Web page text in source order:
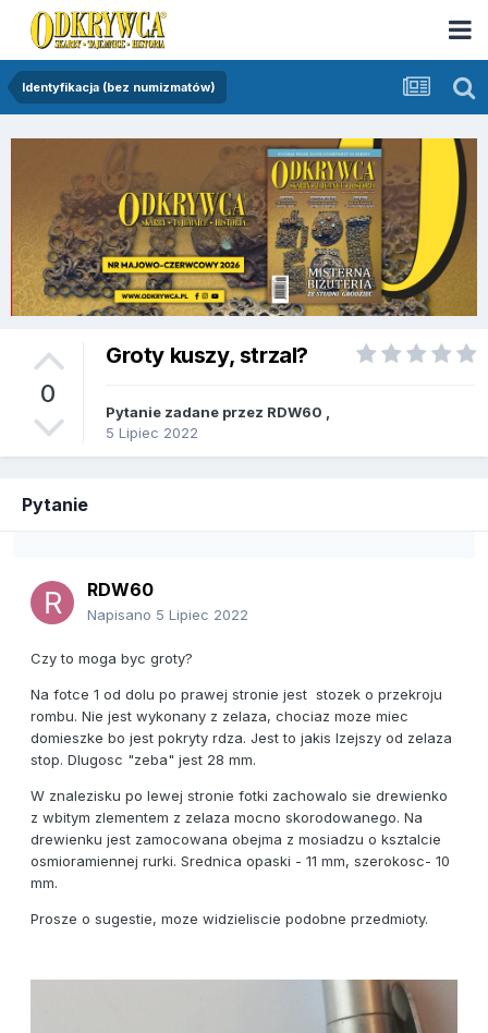
Identyfikacja (bez numizmatów)
0
Groty kuszy, strzal?
Pytanie zadane przez RDW60
5 Lipiec 2022
Pytanie
RDW60
Napisano 5 Lipiec 2022
Czy to moga byc groty?
Na fotce 1 od dolu po prawej stronie jest stozek o przekroju
rombu. Nie jest wykonany z zelaza, chociaz moze miec
domieszke bo jest pokryty rdza. Jest to jakis lzejszy od zelaza
stop. Dlugosc "zeba" jest 28 mm.
W znalezisku po lewej stronie fotki zachowalo sie drewienko
z wbitym zlementem z zelaza mocno skorodowanego. Na
drewienku jest zamocowana obejma z mosiadzu o ksztalcie
osmioramiennej rurki. Srednica opaski - 11 mm, szerokosc- 10
mm.
Prosze o sugestie, moze widzieliscie podobne przedmioty.